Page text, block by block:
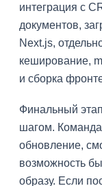
интеграция с
документов,
Next.js,
кеширование,
и сборка
Финальный
шагом. Команда
обновление,
возможность
образу. Если